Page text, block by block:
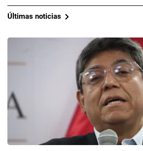
Últimas noticias